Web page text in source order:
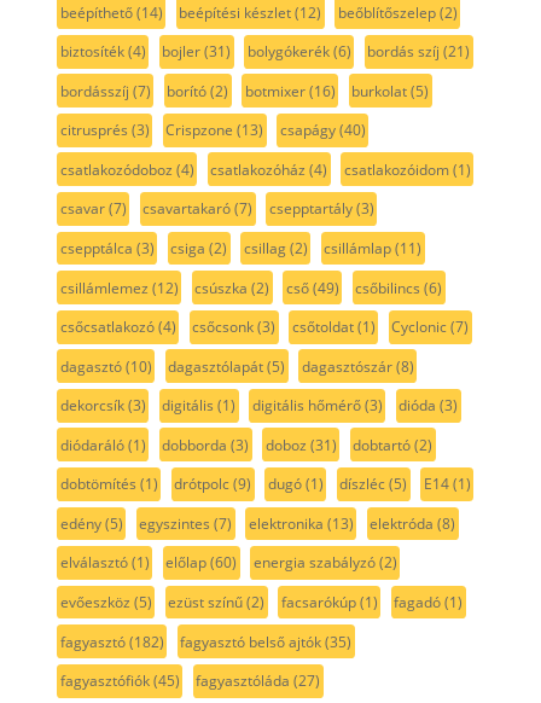
beépíthető(14) beépítési készlet(12) beőblítőszelep(2)
biztosíték(4) bojler(31) bolygókerék(6) bordás szíj (21)
bordásszíj (7) borító(2) botmixer(16) burkolat(5)
citrusprés (3) Crispzone (13) csapágy(40)
csatlakozódoboz (4) csatlakozóház (4) csatlakozóidom(1)
csavar(7) csavartakaró(7) csepptartály(3)
csepptálca (3) csiga (2) csillag(2) csillámlap(11)
csillámlemez (12) csúszka (2) cső(49) csőbilincs (6)
csőcsatlakozó(4) csőcsonk(3) csőtoldat(1) Cyclonic(7)
dagasztó(10) dagasztólapát(5) dagasztószár(8)
dekorcsík(3) digitális (1) digitális hőmérő(3) dióda (3)
diódaráló(1) dobborda (3) doboz (31) dobtartó(2)
dobtömítés (1) drótpolc(9) dugó(1) díszléc(5) E14(1)
edény(5) egyszintes (7) elektronika (13) elektróda (8)
elválasztó(1) előlap(60) energia szabályzó(2)
evőeszköz (5) ezüst színű(2) facsarókúp(1) fagadó(1)
fagyasztó(182) fagyasztó belső ajtók(35)
fagyasztófiók(45) fagyasztóláda (27)